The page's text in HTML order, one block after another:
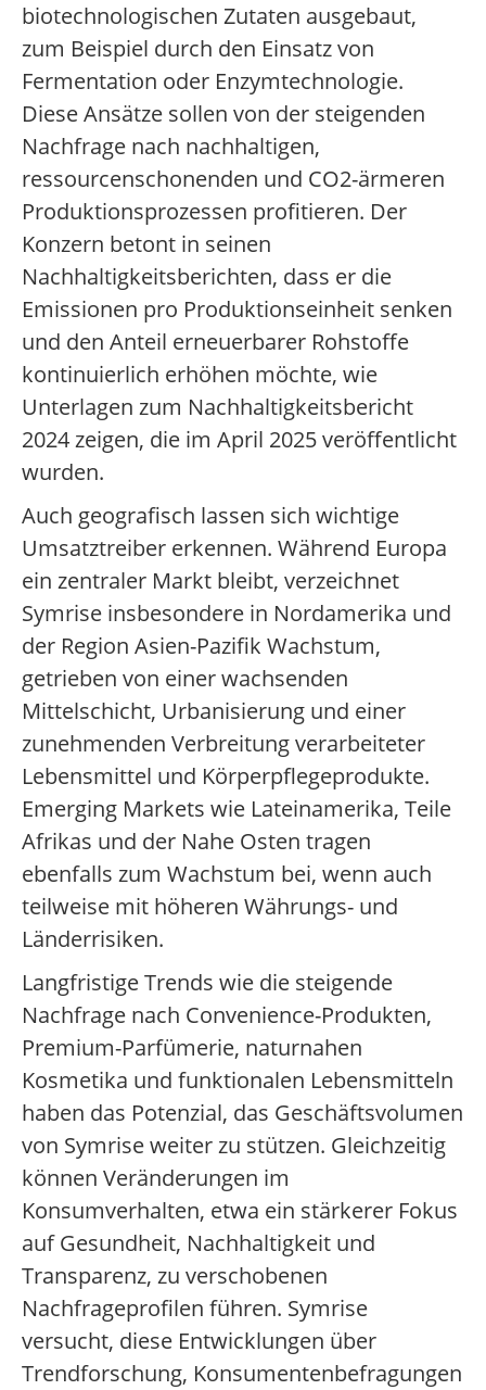
biotechnologischen Zutaten ausgebaut,
zum Beispiel durch den Einsatz von
Fermentation oder Enzymtechnologie.
Diese Ansätze sollen von der steigenden
Nachfrage nach nachhaltigen,
ressourcenschonenden und CO2-ärmeren
Produktionsprozessen profitieren. Der
Konzern betont in seinen
Nachhaltigkeitsberichten, dass er die
Emissionen pro Produktionseinheit senken
und den Anteil erneuerbarer Rohstoffe
kontinuierlich erhöhen möchte, wie
Unterlagen zum Nachhaltigkeitsbericht
2024 zeigen, die im April 2025 veröffentlicht
wurden.
Auch geografisch lassen sich wichtige
Umsatztreiber erkennen. Während Europa
ein zentraler Markt bleibt, verzeichnet
Symrise insbesondere in Nordamerika und
der Region Asien-Pazifik Wachstum,
getrieben von einer wachsenden
Mittelschicht, Urbanisierung und einer
zunehmenden Verbreitung verarbeiteter
Lebensmittel und Körperpflegeprodukte.
Emerging Markets wie Lateinamerika, Teile
Afrikas und der Nahe Osten tragen
ebenfalls zum Wachstum bei, wenn auch
teilweise mit höheren Währungs- und
Länderrisiken.
Langfristige Trends wie die steigende
Nachfrage nach Convenience-Produkten,
Premium-Parfümerie, naturnahen
Kosmetika und funktionalen Lebensmitteln
haben das Potenzial, das Geschäftsvolumen
von Symrise weiter zu stützen. Gleichzeitig
können Veränderungen im
Konsumverhalten, etwa ein stärkerer Fokus
auf Gesundheit, Nachhaltigkeit und
Transparenz, zu verschobenen
Nachfrageprofilen führen. Symrise
versucht, diese Entwicklungen über
Trendforschung, Konsumentenbefragungen